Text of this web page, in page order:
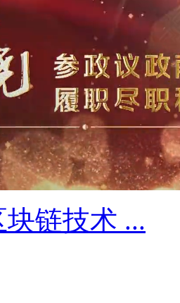
链技术 ...